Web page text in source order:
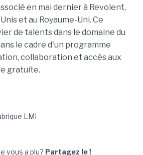
en mai dernier à Revolent,
et au Royaume-Uni. Ce
de talents dans le domaine du
le cadre d'un programme
collaboration et accès aux
gratuite.
LMI
vous a plu? Partagez le !